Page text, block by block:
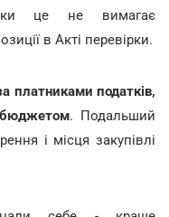
це не вимагає
в Акті перевірки.
платниками податків,
. Подальший
і місця закупівлі